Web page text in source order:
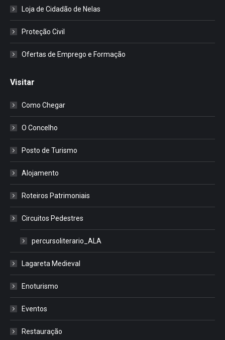
Loja de Cidadão de Nelas
Proteção Civil
Ofertas de Emprego e Formação
Visitar
Como Chegar
O Concelho
Posto de Turismo
Alojamento
Roteiros Patrimoniais
Circuitos Pedestres
percursoliterario_ALA
Lagareta Medieval
Enoturismo
Eventos
Restauração